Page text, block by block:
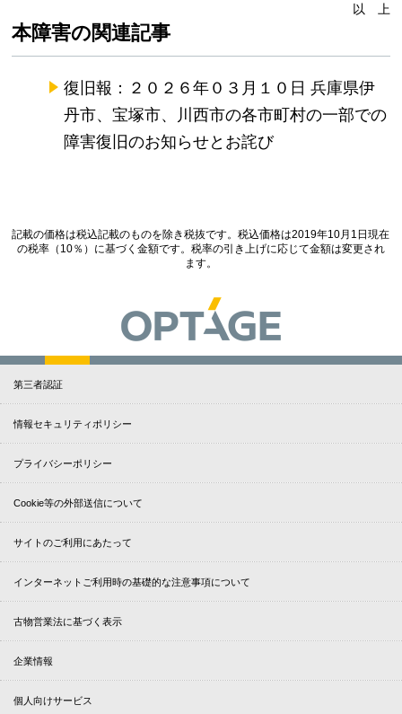
以 上
本障害の関連記事
復旧報：２０２６年０３月１０日 兵庫県伊
丹市、宝塚市、川西市の各市町村の一部での
障害復旧のお知らせとお詫び
記載の価格は税込記載のものを除き税抜です。税込価格は2019年10月1日現在
の税率（10％）に基づく金額です。税率の引き上げに応じて金額は変更され
ます。
第三者認証
情報セキュリティポリシー
プライバシーポリシー
Cookie等の外部送信について
サイトのご利用にあたって
インターネットご利用時の基礎的な注意事項について
古物営業法に基づく表示
企業情報
個人向けサービス